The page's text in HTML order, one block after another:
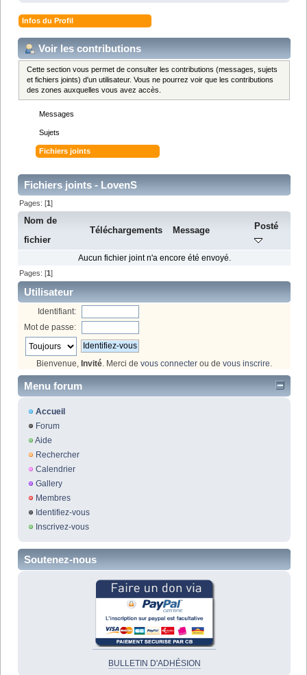
Infos du Profil
Voir les contributions
Cette section vous permet de consulter les contributions (messages, sujets
et fichiers joints) d'un utilisateur. Vous ne pourrez voir que les contributions
des zones auxquelles vous avez accès.
Messages
Sujets
Fichiers joints
Fichiers joints - LovenS
Pages: [1]
Nom de
fichier
Téléchargements Message Posté
Aucun fichier joint n'a encore été envoyé.
Pages: [1]
Utilisateur
Identifiant:
Mot de passe:
Bienvenue, Invité. Merci de vous connecter ou de vous inscrire.
Menu forum
Accueil
Forum
Aide
Rechercher
Calendrier
Gallery
Membres
Identifiez-vous
Inscrivez-vous
Soutenez-nous
BULLETIN D'ADHÉSION